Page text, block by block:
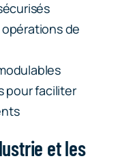
de
pour faciliter
et les